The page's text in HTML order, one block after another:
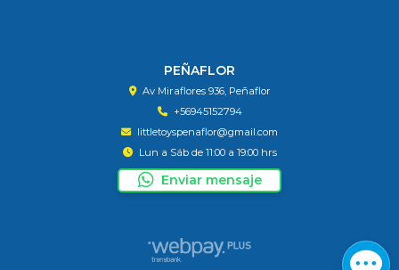
PEÑAFLOR
Av Miraflores 936, Peñaflor
+56945152794
littletoyspenaflor@gmail.com
Lun a Sáb de 11:00 a 19:00 hrs
Enviar mensaje